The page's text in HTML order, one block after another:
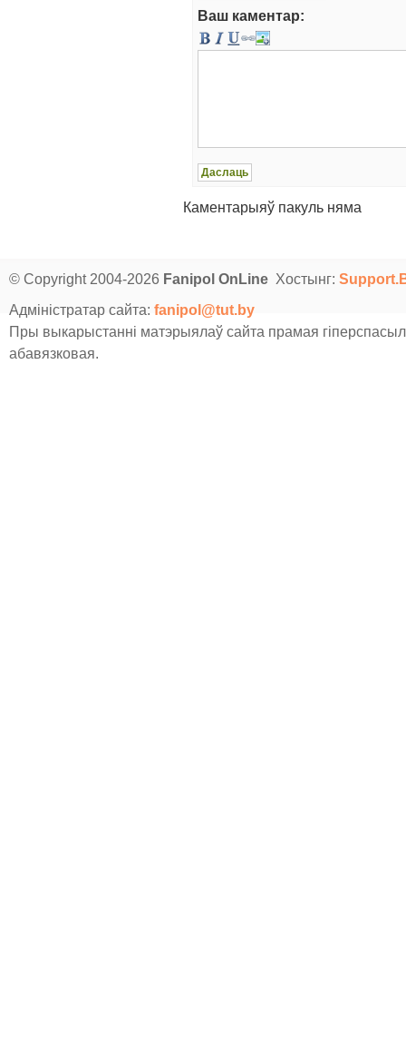
Ваш каментар:
Каментарыяў пакуль няма
© Copyright 2004-2026 Fanipol OnLine Хостынг:
Адміністратар сайта: fanipol@tut.by
Пры выкарыстанні матэрыялаў сайта прамая
абавязковая.